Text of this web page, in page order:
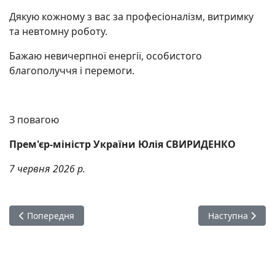
Дякую кожному з вас за професіоналізм, витримку
та невтомну роботу.
Бажаю невичерпної енергії, особистого
благополуччя і перемоги.
З повагою
Прем'єр-міністр України Юлія СВИРИДЕНКО
7 червня 2026 р.
Попередня стаття: Голова Держводагентства взяв участь
Попередня Наступна
Наступна